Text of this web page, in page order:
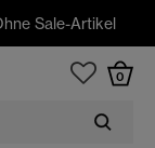
Sale-Artikel
0